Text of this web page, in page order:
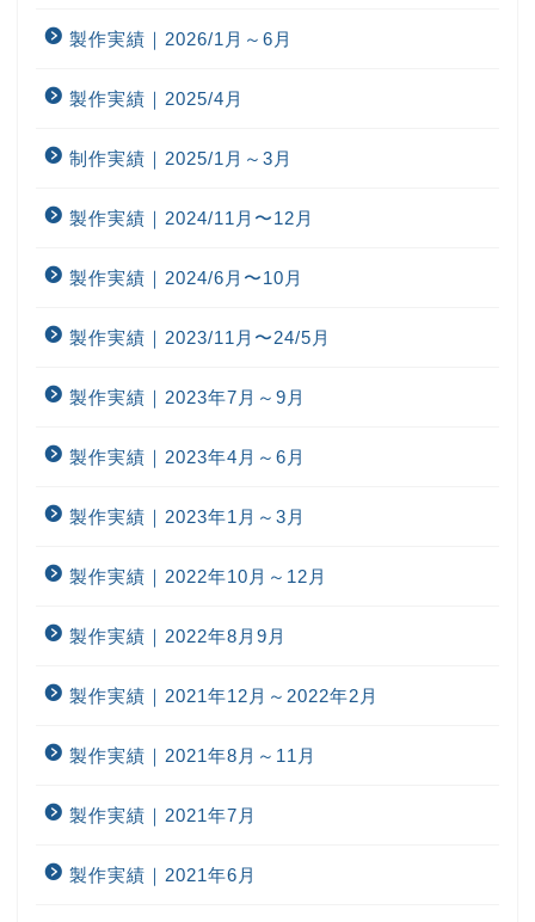
製作実績｜2026/1月～6月
製作実績｜2025/4月
制作実績｜2025/1月～3月
製作実績｜2024/11月〜12月
製作実績｜2024/6月〜10月
製作実績｜2023/11月〜24/5月
製作実績｜2023年7月～9月
製作実績｜2023年4月～6月
製作実績｜2023年1月～3月
製作実績｜2022年10月～12月
製作実績｜2022年8月9月
製作実績｜2021年12月～2022年2月
製作実績｜2021年8月～11月
製作実績｜2021年7月
製作実績｜2021年6月